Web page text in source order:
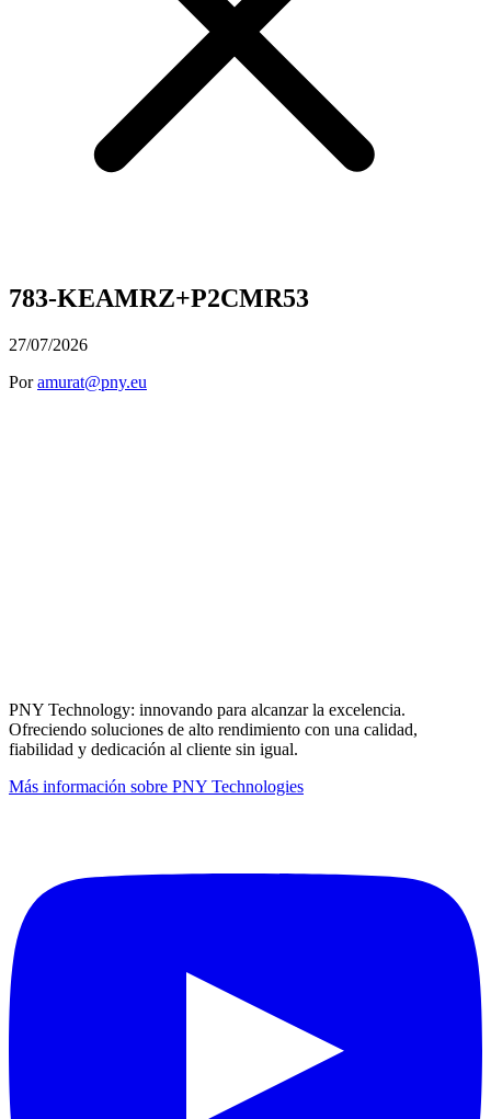
783-KEAMRZ+P2CMR53
27/07/2026
Por amurat@pny.eu
PNY Technology: innovando para alcanzar la excelencia.
Ofreciendo soluciones de alto rendimiento con una calidad,
fiabilidad y dedicación al cliente sin igual.
Más información sobre PNY Technologies